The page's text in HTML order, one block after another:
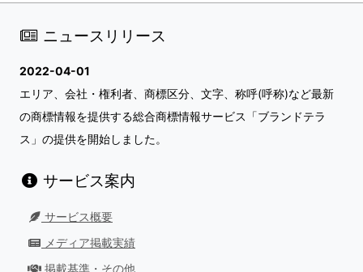
ニュースリリース
2022-04-01
エリア、会社・権利者、商標区分、文字、称呼(呼称)など最新
の商標情報を提供する総合商標情報サービス「ブランドテラ
ス」の提供を開始しました。
サービス案内
サービス概要
メディア掲載実績
掲載基準・その他